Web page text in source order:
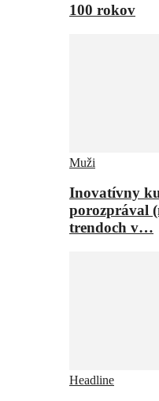
100 rokov
Muži
Inovatívny
porozprával
trendoch v…
Headline